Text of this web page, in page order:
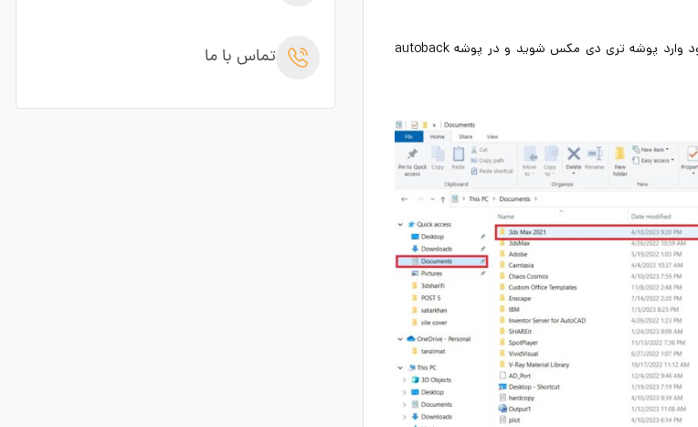
در پایان آموزش ذخیره فایل تری دی مکس، کافی است در قسمت document سیستم خود وارد پوشه تری دی مکس شوید و در پوشه autoback
تماس با ما